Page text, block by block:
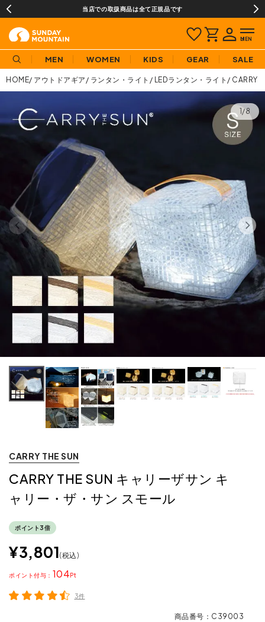
当店での取扱商品は全て正規品です
MEN WOMEN KIDS GEAR SALE
HOME アウトドアギア ランタン・ライト LEDランタン・ライト CARRY
1/8
CARRY THE SUN
CARRY THE SUN キャリーザサン キ
ャリー・ザ・サン スモール
ポイント3倍
¥3,801 税込
104
ポイント
3件
商品番号 C39003